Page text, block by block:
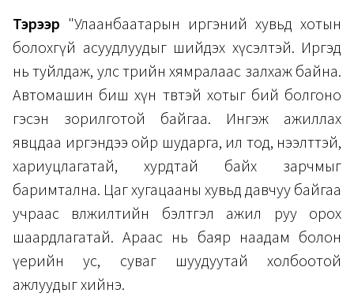
Тэрээр "Улаанбаатарын иргэний хувьд хотын
болохгүй асуудлуудыг шийдэх хүсэлтэй. Иргэд
нь туйлдаж, улс төрийн хямралаас залхаж байна.
Автомашин биш хүн төвтэй хотыг бий болгоно
гэсэн зорилготой байгаа. Ингэж ажиллах
явцдаа иргэндээ ойр шударга, ил тод, нээлттэй,
хариуцлагатай, хурдтай байх зарчмыг
баримтална. Цаг хугацааны хувьд давчуу байгаа
учраас өвөлжилтийн бэлтгэл ажил руу орох
шаардлагатай. Араас нь баяр наадам болон
үерийн ус, суваг шуудуутай холбоотой
ажлуудыг хийнэ.